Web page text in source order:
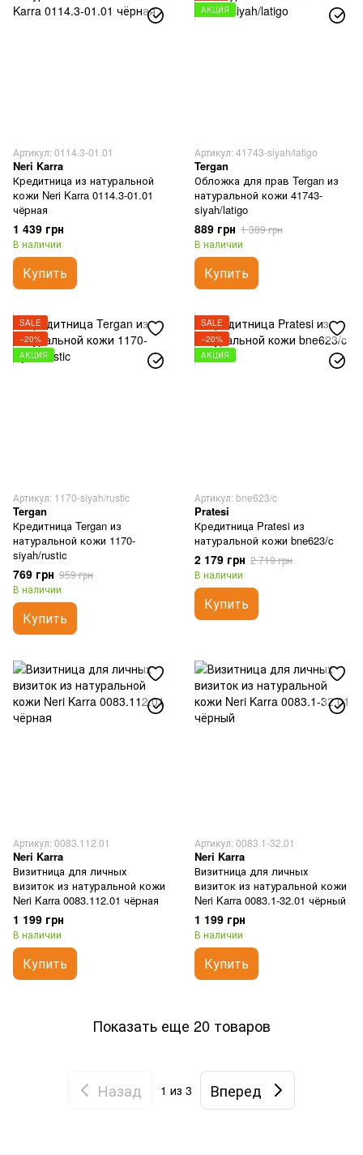
Артикул: 0114.3-01.01
Neri Karra
Кредитница из натуральной
кожи Neri Karra 0114.3-01.01
чёрная
1 439 грн
В наличии
Купить
АКЦИЯ
Артикул: 41743-siyah/latigo
Tergan
Обложка для прав Tergan из
натуральной кожи 41743-
siyah/latigo
889 грн 1 389 грн
В наличии
Купить
SALE
−20%
АКЦИЯ
Артикул: 1170-siyah/rustic
Tergan
Кредитница Tergan из
натуральной кожи 1170-
siyah/rustic
769 грн 959 грн
В наличии
Купить
SALE
−20%
АКЦИЯ
Артикул: bne623/c
Pratesi
Кредитница Pratesi из
натуральной кожи bne623/c
2 179 грн 2 719 грн
В наличии
Купить
Артикул: 0083.112.01
Neri Karra
Визитница для личных
визиток из натуральной кожи
Neri Karra 0083.112.01 чёрная
1 199 грн
В наличии
Купить
Артикул: 0083.1-32.01
Neri Karra
Визитница для личных
визиток из натуральной кожи
Neri Karra 0083.1-32.01 чёрный
1 199 грн
В наличии
Купить
Показать еще 20 товаров
Назад 1 из 3 Вперед